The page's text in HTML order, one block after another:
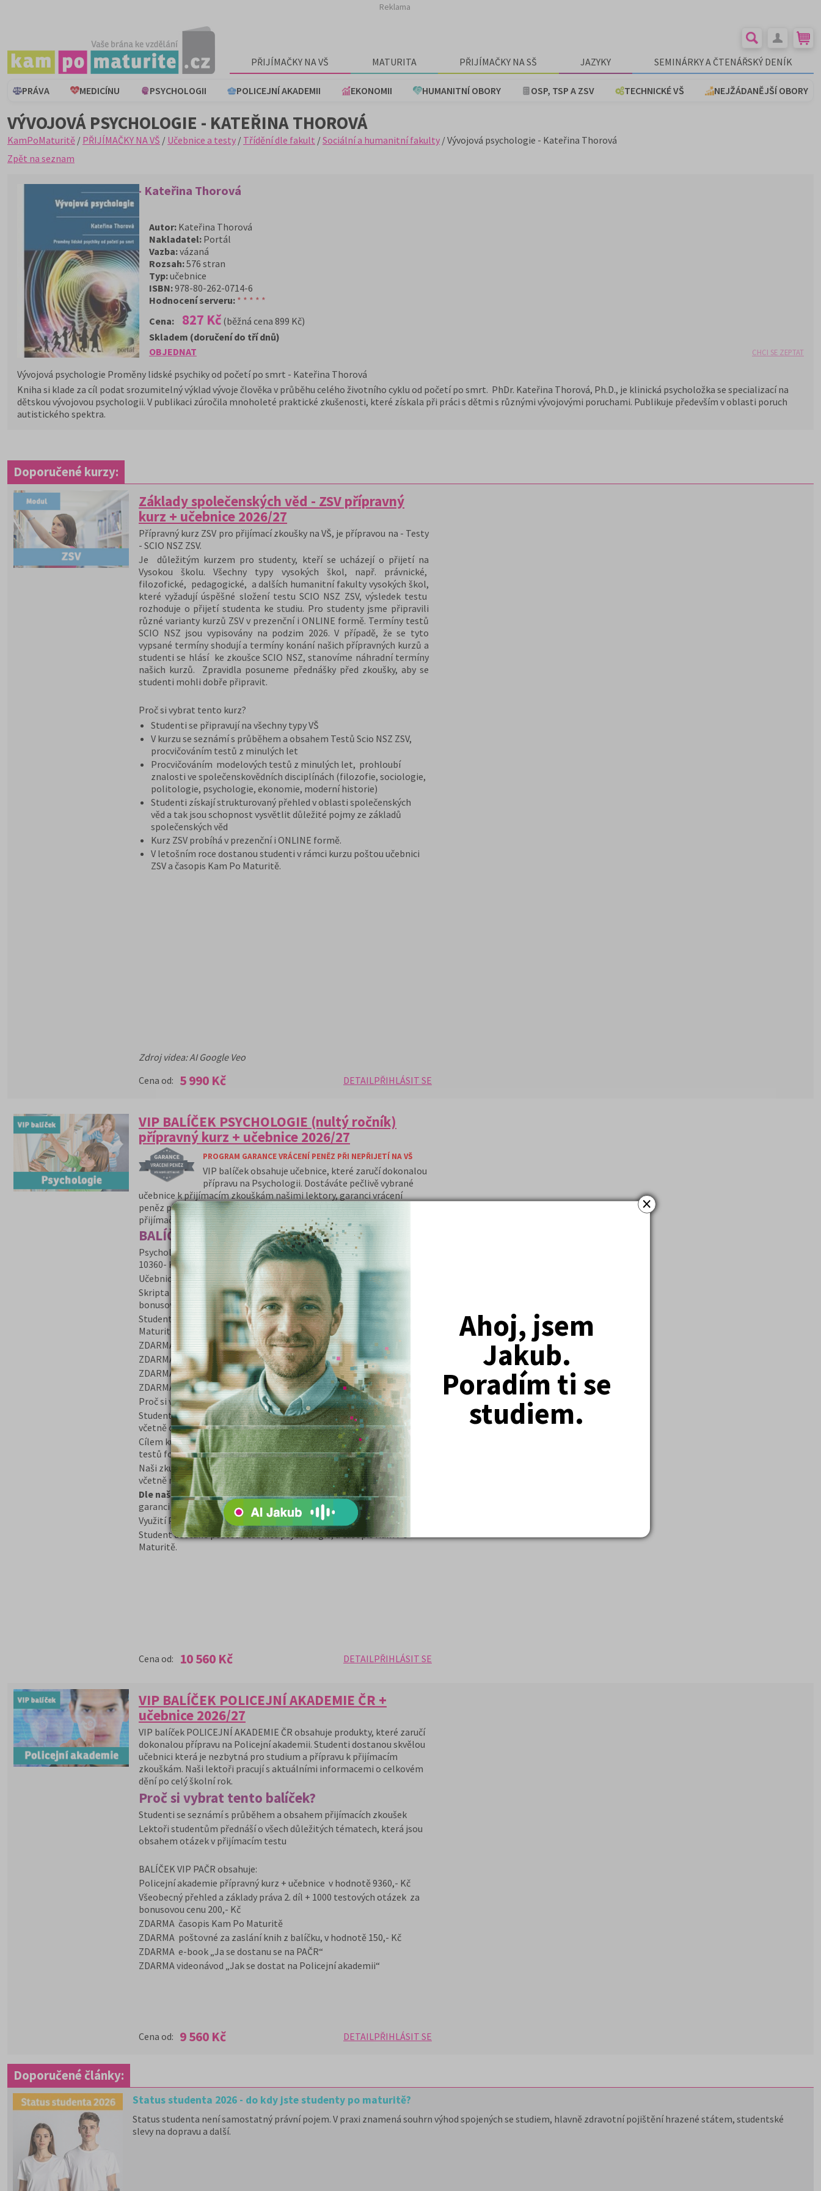
×
Ahoj, jsem
Jakub.
Poradím ti se
studiem.
Reklama
PŘIJÍMAČKY NA VŠ MATURITA PŘIJÍMAČKY NA SŠ JAZYKY SEMINÁRKY A ČTENÁŘSKÝ DENÍK
PRÁVA MEDICÍNU PSYCHOLOGII POLICEJNÍ AKADEMII EKONOMII HUMANITNÍ OBORY OSP, TSP A ZSV TECHNICKÉ VŠ NEJŽÁDANĚJŠÍ OBORY
VÝVOJOVÁ PSYCHOLOGIE - KATEŘINA THOROVÁ
KamPoMaturitě / PŘIJÍMAČKY NA VŠ / Učebnice a testy / Třídění dle fakult /Sociální a humanitní fakulty / Vývojová psychologie - Kateřina Thorová
Zpět na seznam
Vývojová psychologie - Kateřina Thorová
Autor: Kateřina Thorová
Nakladatel: Portál
Vazba:vázaná
Rozsah:576 stran
Typ:učebnice
ISBN:978-80-262-0714-6
Hodnocení serveru: * * * * *
Vývojová psychologie Proměny lidské psychiky od početí po smrt - Kateřina Thorová
Kniha si klade za cíl podat srozumitelný výklad vývoje člověka v průběhu celého životního cyklu od početí po smrt. PhDr. Kateřina Thorová, Ph.D., je klinická psycholožka se specializací na
dětskou vývojovou psychologii. V publikaci zúročila mnoholeté praktické zkušenosti, které získala při práci s dětmi s různými vývojovými poruchami. Publikuje především v oblasti poruch
autistického spektra.
Cena: 827 Kč (běžná cena 899 Kč)
OBJEDNAT CHCI SE ZEPTAT
Skladem (doručení do tří dnů)
Doporučené kurzy:
Základy společenských věd - ZSV přípravný
kurz + učebnice 2026/27
Přípravný kurz ZSV pro přijímací zkoušky na VŠ, je přípravou na - Testy
- SCIO NSZ ZSV.
Je důležitým kurzem pro studenty, kteří se ucházejí o přijetí na
Vysokou školu. Všechny typy vysokých škol, např. právnické,
filozofické, pedagogické, a dalších humanitní fakulty vysokých škol,
které vyžadují úspěšné složení testu SCIO NSZ ZSV, výsledek testu
rozhoduje o přijetí studenta ke studiu. Pro studenty jsme připravili
různé varianty kurzů ZSV v prezenční i ONLINE formě. Termíny testů
SCIO NSZ jsou vypisovány na podzim 2026. V případě, že se tyto
vypsané termíny shodují a termíny konání našich přípravných kurzů a
studenti se hlásí ke zkoušce SCIO NSZ, stanovíme náhradní termíny
našich kurzů. Zpravidla posuneme přednášky před zkoušky, aby se
studenti mohli dobře připravit.
Proč si vybrat tento kurz?
Studenti se připravují na všechny typy VŠ
V kurzu se seznámí s průběhem a obsahem Testů Scio NSZ ZSV,
procvičováním testů z minulých let
Procvičováním modelových testů z minulých let, prohloubí
znalosti ve společenskovědních disciplínách (filozofie, sociologie,
politologie, psychologie, ekonomie, moderní historie)
Studenti získají strukturovaný přehled v oblasti společenských
věd a tak jsou schopnost vysvětlit důležité pojmy ze základů
společenských věd
Kurz ZSV probíhá v prezenční i ONLINE formě.
V letošním roce dostanou studenti v rámci kurzu poštou učebnici
ZSV a časopis Kam Po Maturitě.
Zdroj videa: AI Google Veo
Cena od: 5 990 Kč DETAILPŘIHLÁSIT SE
VIP BALÍČEK PSYCHOLOGIE (nultý ročník)
přípravný kurz + učebnice 2026/27
PROGRAM GARANCE VRÁCENÍ PENĚZ PŘI NEPŘIJETÍ NA VŠ
VIP balíček obsahuje učebnice, které zaručí dokonalou
přípravu na Psychologii. Dostáváte pečlivě vybrané
učebnice k přijímacím zkouškám našimi lektory, garanci vrácení
peněz při nepřijetí a aktualizované informace po celý rok o
přijímačkách.
BALÍČEK VIP obsahuje:
Psychologie přípravný kurz + učebnice psychologie (nultý ročník)
10360- Kč
Učebnice Psýché Matrix Realita za bonusovou cenu 60,- Kč
Skripta Testy k přípravě na přijímací zkoušky - Psychologie za
bonusovou cenu 140,- Kč
Student dostane poštou učebnice psychologie, a časopis Kam Po
Maturitě.
ZDARMA poštovné a balné za zaslání knih z balíčku v hodnotě 150 Kč
ZDARMA program Garance v případě nepřijetí na VŠ v hodnotě 500 Kč
ZDARMA videonávod „Jak se dostat na psychologii“
ZDARMA e-book „Dostat na obor psychologie“
Proč si vybrat tento balíček?
Student získává kompletní přípravu na písemnou i ústní část zkoušky,
včetně celkového přehledu.
Cílem kurzu je naučit se zvládnutí náročné zkoušky, jak řešit strategii
testů formou cvičení a návodů k přípravě.
Naši zkušení lektoři věnují maximální pozornost přípravě na výuku
včetně novinek v daném oboru.
Dle našich obchodních podmínek –u nultých ročníků poskytujeme
garanci vrácení peněz v případě nepřijetí na daný obor
Využití Programu GARANCE, je pro studenty velkou výhodou.
Student dostane poštou učebnice psychologie, a časopis Kam Po
Maturitě.
Cena od: 10 560 Kč DETAILPŘIHLÁSIT SE
VIP BALÍČEK POLICEJNÍ AKADEMIE ČR +
učebnice 2026/27
VIP balíček POLICEJNÍ AKADEMIE ČR obsahuje produkty, které zaručí
dokonalou přípravu na Policejní akademii. Studenti dostanou skvělou
učebnici která je nezbytná pro studium a přípravu k přijímacím
zkouškám. Naši lektoři pracují s aktuálními informacemi o celkovém
dění po celý školní rok.
Proč si vybrat tento balíček?
Studenti se seznámí s průběhem a obsahem přijímacích zkoušek
Lektoři studentům přednáší o všech důležitých tématech, která jsou
obsahem otázek v přijímacím testu
BALÍČEK VIP PAČR obsahuje:
Policejní akademie přípravný kurz + učebnice v hodnotě 9360,- Kč
Všeobecný přehled a základy práva 2. díl + 1000 testových otázek za
bonusovou cenu 200,- Kč
ZDARMA časopis Kam Po Maturitě
ZDARMA poštovné za zaslání knih z balíčku, v hodnotě 150,- Kč
ZDARMA e-book „Ja se dostanu se na PAČR“
ZDARMA videonávod „Jak se dostat na Policejní akademii“
Cena od: 9 560 Kč DETAILPŘIHLÁSIT SE
Doporučené články:
Status studenta 2026 - do kdy jste studenty po maturitě?
Status studenta není samostatný právní pojem. V praxi znamená souhrn výhod spojených se studiem, hlavně zdravotní pojištění hrazené státem, studentské
slevy na dopravu a další.